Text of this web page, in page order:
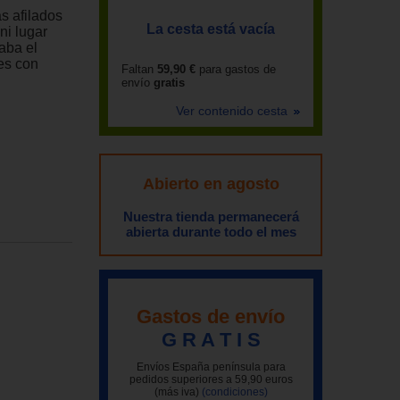
afilados
lugar
el
con
La cesta está vacía
Faltan 59,90 € para gastos de
envío gratis
Ver contenido cesta
Abierto en agosto
Nuestra tienda permanecerá
abierta durante todo el mes
Gastos de envío
G R A T I S
Envíos España península para
pedidos superiores a 59,90 euros
(más iva) (condiciones)